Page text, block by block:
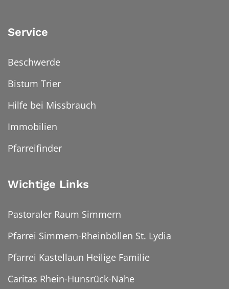
Service
Beschwerde
Bistum Trier
Hilfe bei Missbrauch
Immobilien
Pfarreifinder
Wichtige Links
Pastoraler Raum Simmern
Pfarrei Simmern-Rheinböllen St. Lydia
Pfarrei Kastellaun Heilige Familie
Caritas Rhein-Hunsrück-Nahe